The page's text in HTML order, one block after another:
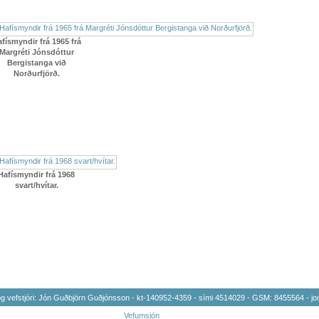
frá 1965 frá
Jónsdóttur
Bergistanga við
Norðurfjörð.
frá 1968
svart/hvítar.
vefstjóri: Jón Guðbjörn Guðjónsson - kt-140952-4359 - sími 4514029 - GSM: 8455564 -
Vefumsjón